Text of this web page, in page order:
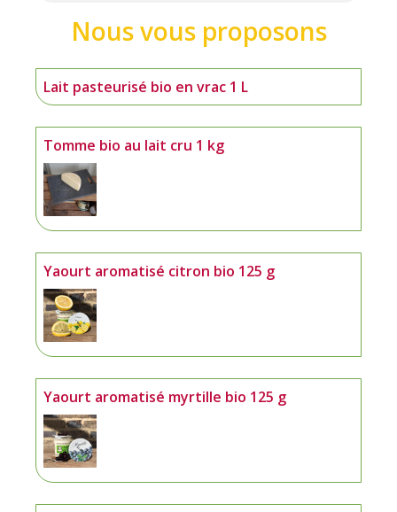
Lait pasteurisé bio en vrac 1 L
Tomme bio au lait cru 1 kg
Yaourt aromatisé citron bio 125 g
Yaourt aromatisé myrtille bio 125 g